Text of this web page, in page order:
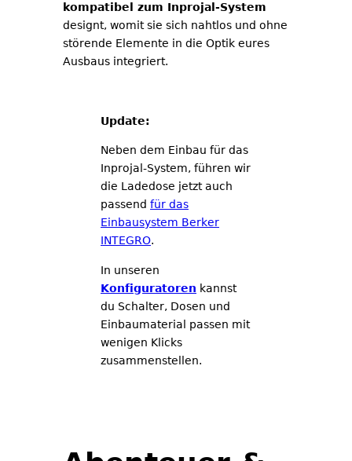
kompatibel zum Inprojal-System
designt, womit sie sich nahtlos und ohne
störende Elemente in die Optik eures
Ausbaus integriert.
Update:
Neben dem Einbau für das
Inprojal-System, führen wir
die Ladedose jetzt auch
passend für das
Einbausystem Berker
INTEGRO.
In unseren
Konfiguratoren kannst
du Schalter, Dosen und
Einbaumaterial passen mit
wenigen Klicks
zusammenstellen.